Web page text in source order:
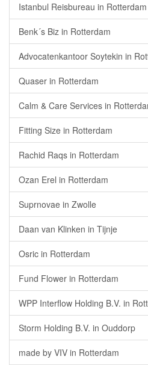
Istanbul Reisbureau in Rotterdam
Benk´s Biz in Rotterdam
Advocatenkantoor Soytekin in
Quaser in Rotterdam
Calm & Care Services in
Fitting Size in Rotterdam
Rachid Raqs in Rotterdam
Ozan Erel in Rotterdam
Suprnovae in Zwolle
Daan van Klinken in Tijnje
Osric in Rotterdam
Fund Flower in Rotterdam
WPP Interflow Holding B.V. in
Storm Holding B.V. in Ouddorp
made by VIV in Rotterdam